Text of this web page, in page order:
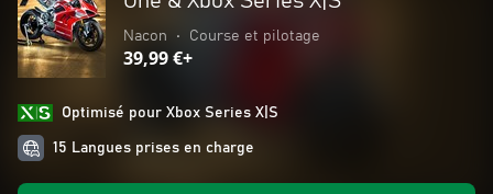
Nacon • Course et pilotage
39,99 €+
Optimisé pour Xbox Series X|S
15 Langues prises en charge